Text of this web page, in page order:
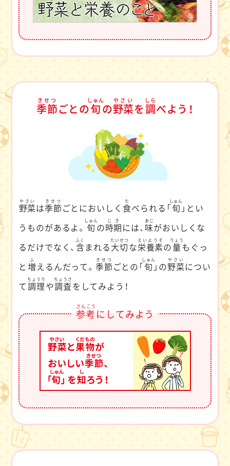
季節
きせつ
ごとの旬
しゅん
の野菜
やさい
を調
しら
べよう！
野菜
やさい
は季節
きせつ
ごとにおいしく 食
た
べられる「 旬
しゅん
」とい
うものがあるよ。 旬
しゅん
の時期
じき
には、 味
あじ
がおいしくな
るだけでなく、 含
ふく
まれる 大切
たいせつ
な栄養素
えいようそ
の 量
りょう
もぐっ
と 増
ふ
えるんだって。 季節
きせつ
ごとの「 旬
しゅん
」の野菜
やさい
につい
て 調理
ちょうり
や調査
ちょうさ
をしてみよう！
参考
さんこう
にしてみよう